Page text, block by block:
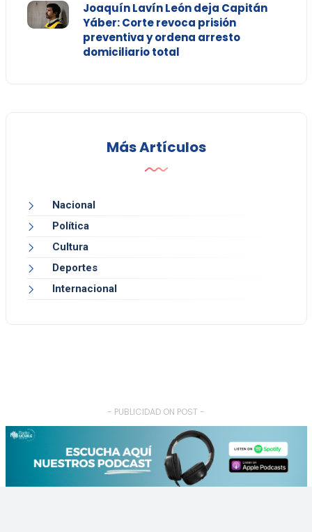
Joaquín Lavín León deja Capitán
Yáber: Corte revoca prisión
preventiva y ordena arresto
domiciliario total
Más Artículos
Nacional
Política
Cultura
Deportes
Internacional
- PUBLICIDAD ON POST -